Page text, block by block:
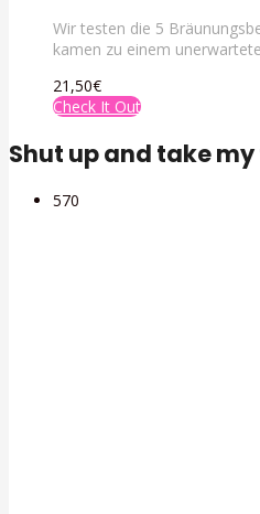
Wir testen die 5
kamen zu einem
21,50€
Check It Out
Shut up and take
570